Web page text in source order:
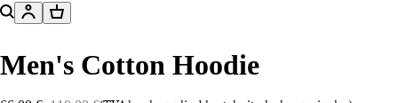
Rechercher
ComptePanier
Men's Cotton Hoodie